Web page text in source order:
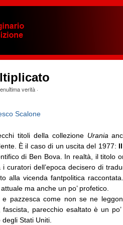
verità·
Scalone
titoli della collezione Urania
È il caso di un uscita del 1977:
di Ben Bova. In realtà, il titolo
i curatori dell’epoca decisero di
alla vicenda fantpolitica
ma anche un po’ profetico.
pazzesca come non se ne
parecchio esaltato è un
Stati Uniti.